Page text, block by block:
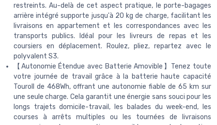
restreints. Au-delà de cet aspect pratique, le porte-bagages
arrière intégré supporte jusqu'à 20 kg de charge, facilitant les
livraisons en appartement et les correspondances avec les
transports publics. Idéal pour les livreurs de repas et les
coursiers en déplacement. Roulez, pliez, repartez avec le
polyvalent S3.
【Autonomie Étendue avec Batterie Amovible】Tenez toute
votre journée de travail grâce à la batterie haute capacité
Touroll de 468Wh, offrant une autonomie fiable de 65 km sur
une seule charge. Cela garantit une énergie sans souci pour les
longs trajets domicile-travail, les balades du week-end, les
courses à arrêts multiples ou les tournées de livraisons